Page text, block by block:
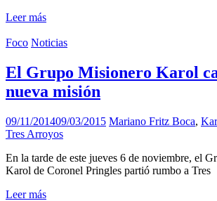
Leer más
Foco Noticias
El Grupo Misionero Karol
nueva misión
09/11/201409/03/2015 Mariano Fritz Boca,
Tres Arroyos
En la tarde de este jueves 6 de noviembre, el
Karol de Coronel Pringles partió rumbo a Tres
Leer más